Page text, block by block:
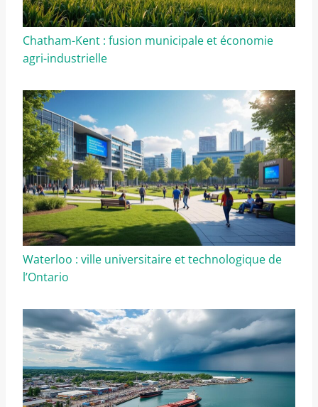
Chatham-Kent : fusion municipale et économie
agri-industrielle
Waterloo : ville universitaire et technologique de
l’Ontario